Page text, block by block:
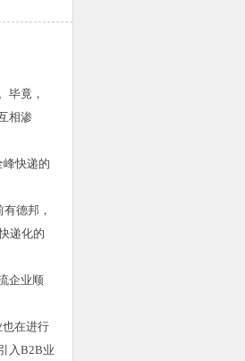
毕竟，
相渗
快递的
德邦，
递化的
企业顺
在进行
入B2B业